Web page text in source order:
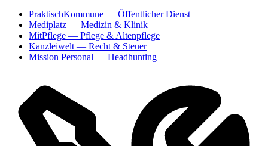
PraktischKommune — Öffentlicher Dienst
Mediplatz — Medizin & Klinik
MitPflege — Pflege & Altenpflege
Kanzleiwelt — Recht & Steuer
Mission Personal — Headhunting